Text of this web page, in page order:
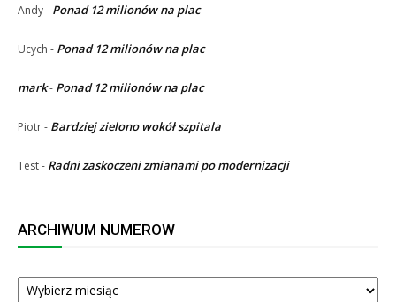
Andy- Ponad 12 milionów na plac
Ucych - Ponad 12 milionów na plac
mark- Ponad 12 milionów na plac
Piotr- Bardziej zielono wokół szpitala
Test- Radni zaskoczeni zmianami po modernizacji
ARCHIWUM NUMERÓW
ARCHIWUM
NUMERÓW